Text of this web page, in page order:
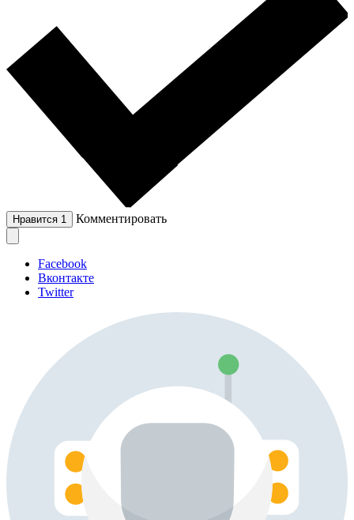
Нравится 1 Комментировать
Facebook
Вконтакте
Twitter